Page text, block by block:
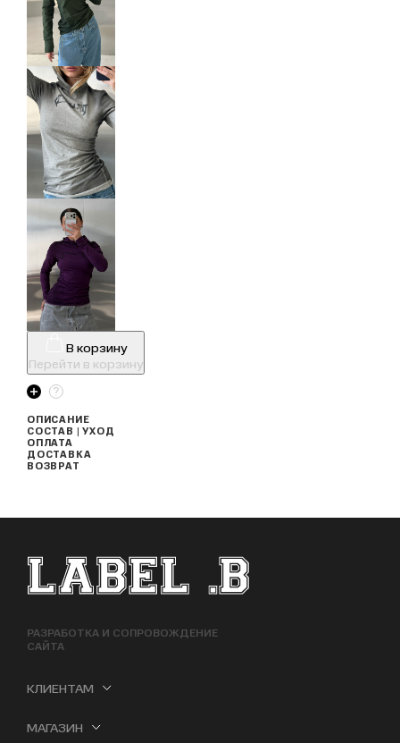
В корзину
Перейти в корзину
ОПИСАНИЕ
СОСТАВ | УХОД
ОПЛАТА
ДОСТАВКА
ВОЗВРАТ
ФУТЕР САЙТА
РАЗРАБОТКА И СОПРОВОЖДЕНИЕ
САЙТА
КЛИЕНТАМ
МАГАЗИН